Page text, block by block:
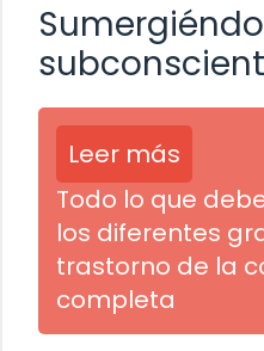
Leer más
Todo lo que
los diferentes
trastorno de la
completa